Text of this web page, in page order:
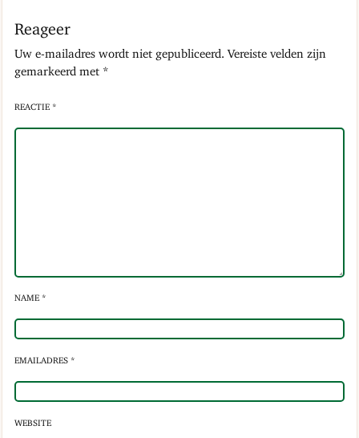
Reageer
Uw e-mailadres wordt niet gepubliceerd. Vereiste velden zijn
gemarkeerd met *
REACTIE *
NAME *
EMAILADRES *
WEBSITE